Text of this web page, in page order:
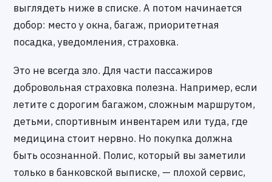
выглядеть ниже в списке. А потом начинается
добор: место у окна, багаж, приоритетная
посадка, уведомления, страховка.
Это не всегда зло. Для части пассажиров
добровольная страховка полезна. Например, если
летите с дорогим багажом, сложным маршрутом,
детьми, спортивным инвентарем или туда, где
медицина стоит нервно. Но покупка должна
быть осознанной. Полис, который вы заметили
только в банковской выписке, — плохой сервис,